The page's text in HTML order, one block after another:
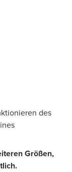
des
Größen,